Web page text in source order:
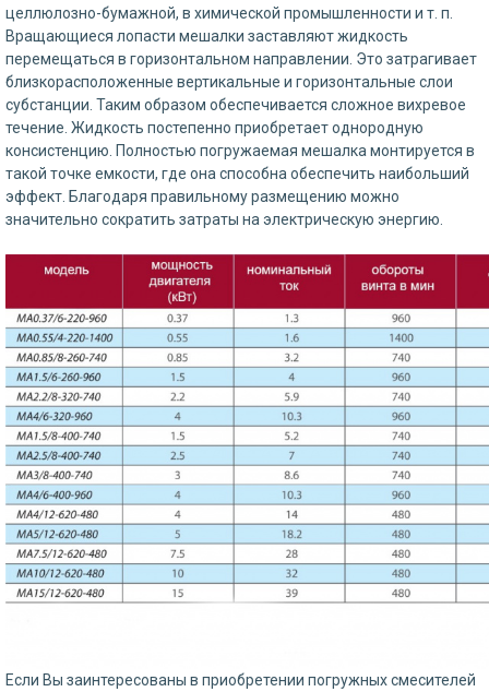
целлюлозно-бумажной, в химической промышленности и т. п.
Вращающиеся лопасти мешалки заставляют жидкость
перемещаться в горизонтальном направлении. Это затрагивает
близкорасположенные вертикальные и горизонтальные слои
субстанции. Таким образом обеспечивается сложное вихревое
течение. Жидкость постепенно приобретает однородную
консистенцию. Полностью погружаемая мешалка монтируется в
такой точке емкости, где она способна обеспечить наибольший
эффект. Благодаря правильному размещению можно
значительно сократить затраты на электрическую энергию.
Если Вы заинтересованы в приобретении погружных смесителей